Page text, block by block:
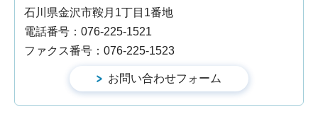
石川県金沢市鞍月1丁目1番地
電話番号：076-225-1521
ファクス番号：076-225-1523